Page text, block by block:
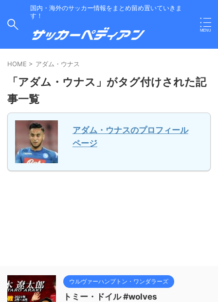
国内・海外のサッカー情報をまとめ留め置いていきま
す！
HOME > アダム・ウナス
「アダム・ウナス」がタグ付けされた記
事一覧
アダム・ウナスのプロフィール
ページ
ウルヴァーハンプトン・ワンダラーズ
トミー・ドイル #wolves